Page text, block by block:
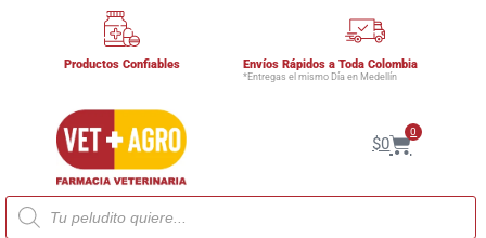
Productos Confiables Envíos Rápidos a Toda Colombia
*Entregas el mismo Día en Medellín
$0
0